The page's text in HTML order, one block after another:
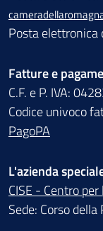
Posta elettronica
Fatture e
C.F. e P. IVA:
Codice univoco
PagoPA
L'azienda
CISE - Centro
Sede: Corso